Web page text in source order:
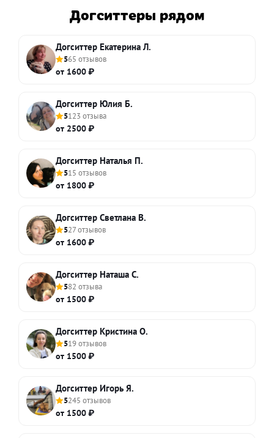
Догситтеры рядом
Догситтер Екатерина Л.
565 отзывов
от 1600 ₽
Догситтер Юлия Б.
5123 отзыва
от 2500 ₽
Догситтер Наталья П.
515 отзывов
от 1800 ₽
Догситтер Светлана В.
527 отзывов
от 1600 ₽
Догситтер Наташа С.
582 отзыва
от 1500 ₽
Догситтер Кристина О.
519 отзывов
от 1500 ₽
Догситтер Игорь Я.
5245 отзывов
от 1500 ₽